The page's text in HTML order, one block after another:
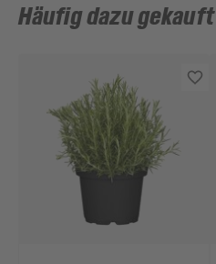
Häufig dazu gekauft